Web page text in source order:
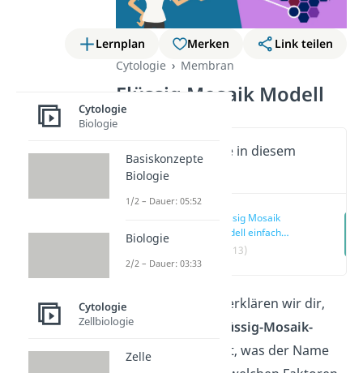
Lernplan Merken
Link teilen
Cytologie
Membran
Flüssig Mosaik Modell
Wichtige Inhalte in diesem
Video
Flüssig Mosaik
Modell einfach
erklärt
(00:13)
In diesem Beitrag erklären wir dir,
was es mit dem
Flüssig-Mosaik-
Modell
auf sich hat, was der Name
Cytologie
Biologie
Basiskonzepte
Biologie
1/2 – Dauer: 05:52
Biologie
2/2 – Dauer: 03:33
Cytologie
Zellbiologie
Zelle